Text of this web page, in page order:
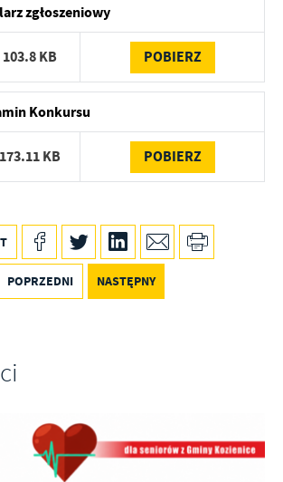
zgłoszeniowy
103.8 KB POBIERZ
Konkursu
173.11 KB POBIERZ
POPRZEDNI NASTĘPNY